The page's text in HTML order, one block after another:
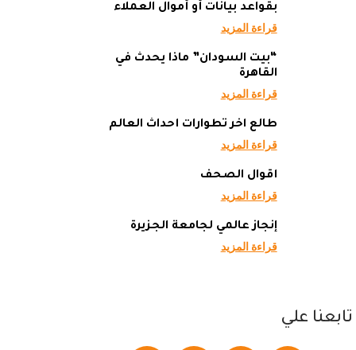
بقواعد بيانات أو أموال العملاء
قراءة المزيد
“بيت السودان” ماذا يحدث في
القاهرة
قراءة المزيد
طالع آخر تطوارات أحداث العالم
قراءة المزيد
أقوال الصحف
قراءة المزيد
إنجاز عالمي لجامعة الجزيرة
قراءة المزيد
تابعنا علي